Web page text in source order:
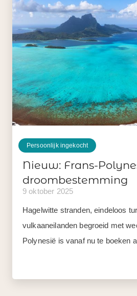
Persoonlijk ingekocht
Nieuw: Frans-
droombestemming
9 oktober 2025
Hagelwitte stranden, eindeloos
vulkaaneilanden begroeid met
Polynesië is vanaf nu te boeken